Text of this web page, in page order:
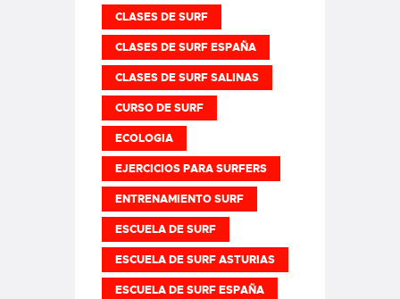
CLASES DE SURF
CLASES DE SURF ESPAÑA
CLASES DE SURF SALINAS
CURSO DE SURF
ECOLOGIA
EJERCICIOS PARA SURFERS
ENTRENAMIENTO SURF
ESCUELA DE SURF
ESCUELA DE SURF ASTURIAS
ESCUELA DE SURF ESPAÑA